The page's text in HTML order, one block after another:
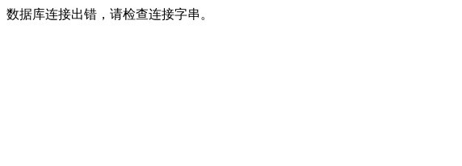
数据库连接出错，请检查连接字串。